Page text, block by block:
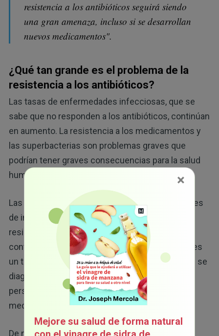
resistencia a los antibióticos seguirá siendo
una gran amenaza, incluso si se desarrollan
nuevos medicamentos".
¿Qué tan grande es el problema de la
resistencia a los antibióticos?
Las tasas de enfermedades infecciosas, que se
sabe que no responden a los antibióticos, continúan
en aumento. La resistencia a los medicamentos y
las superbacterias son problemas graves que
podrían tener graves consecuencias para la salud
humana.
Las bacterias, hongos, parásitos y virus causantes
de infecciones continúan evolucionando y se
resisten a los medicamentos destinados a
contenerlos. Laresistencia a los antibióticos
es
un tema polémico, ya que en los Estados Unidos se
diagnostica a aproximadamente 2 millones de
personas con infecciones resistentes a los
medicamentos y 23 000 mueren cada año.
De manera similar, en Europa, las infecciones
×
Mejore su salud de forma natural